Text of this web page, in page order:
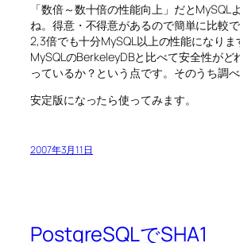
「数倍～数十倍の性能向上」だとMySQL
ね。得意・不得意があるので簡単に比較で
2,3倍でも十分MySQL以上の性能になり
MySQLのBerkeleyDBと比べて安全性がど
っているか？という点です。そのうち調べ
安定版になったら使ってみます。
2007年3月11日
PostgreSQLでSHA1